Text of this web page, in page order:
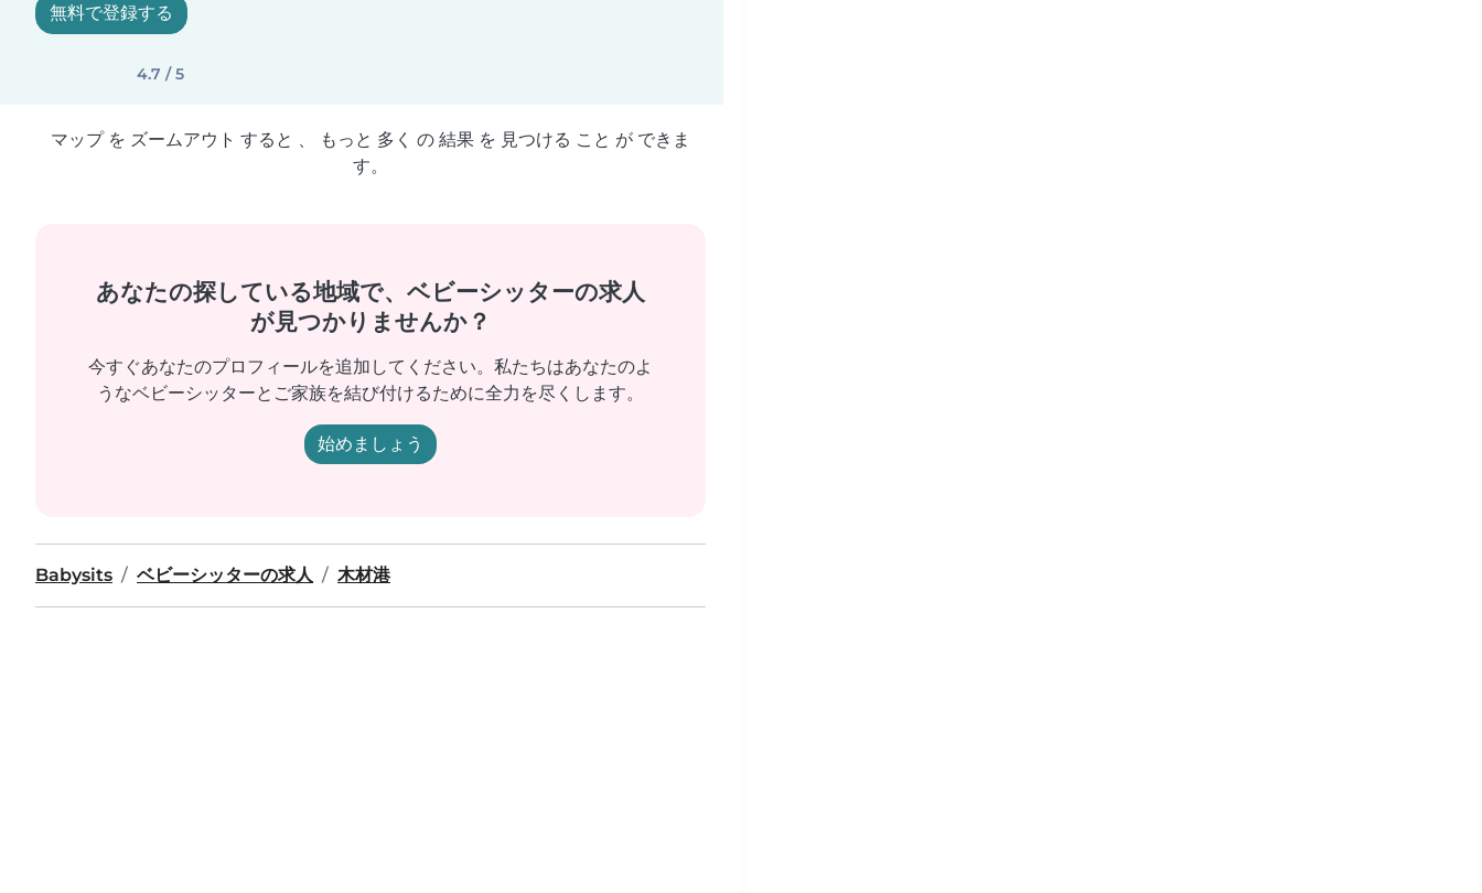
無料で登録する
4.7 / 5
マップ を ズームアウト すると 、 もっと 多く の 結果 を 見つける こと が できま
す。
あなたの探している地域で、ベビーシッターの求人
が見つかりませんか？
今すぐあなたのプロフィールを追加してください。私たちはあなたのよ
うなベビーシッターとご家族を結び付けるために全力を尽くします。
始めましょう
Babysits ベビーシッターの求人 木材港